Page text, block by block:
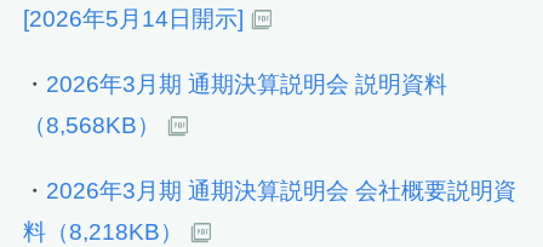
[2026年5月14日開示]
・ 2026年3月期 通期決算説明会 説明資料
（8,568KB）
・ 2026年3月期 通期決算説明会 会社概要説明資
料（8,218KB）